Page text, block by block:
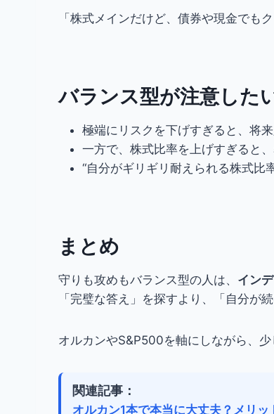
「株式メインだけど、債券や現金でも
バランス型が注意した
極端にリスクを下げすぎると、将
一方で、株式比率を上げすぎると
“自分がギリギリ耐えられる株式比
まとめ
守りも攻めもバランス型の人は、 イン
「完璧な答え」を探すより、「自分が
オルカンやS&P500を軸にしながら、
関連記事：
オルカン1本で本当に大丈夫？メリ